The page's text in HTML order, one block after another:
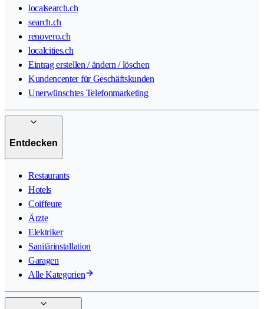
localsearch.ch
search.ch
renovero.ch
localcities.ch
Eintrag erstellen / ändern / löschen
Kundencenter für Geschäftskunden
Unerwünschtes Telefonmarketing
Entdecken
Restaurants
Hotels
Coiffeure
Ärzte
Elektriker
Sanitärinstallation
Garagen
Alle Kategorien